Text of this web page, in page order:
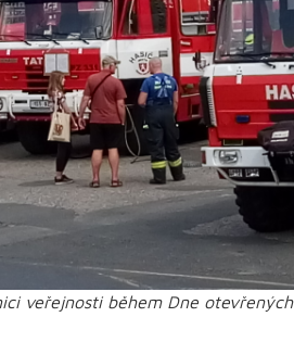
veřejnosti během Dne